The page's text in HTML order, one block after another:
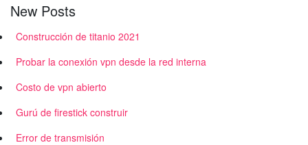
New Posts
Construcción de titanio 2021
Probar la conexión vpn desde la red interna
Costo de vpn abierto
Gurú de firestick construir
Error de transmisión